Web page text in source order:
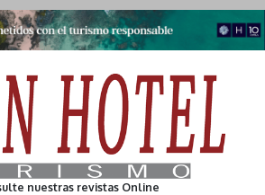
nuestras revistas Online